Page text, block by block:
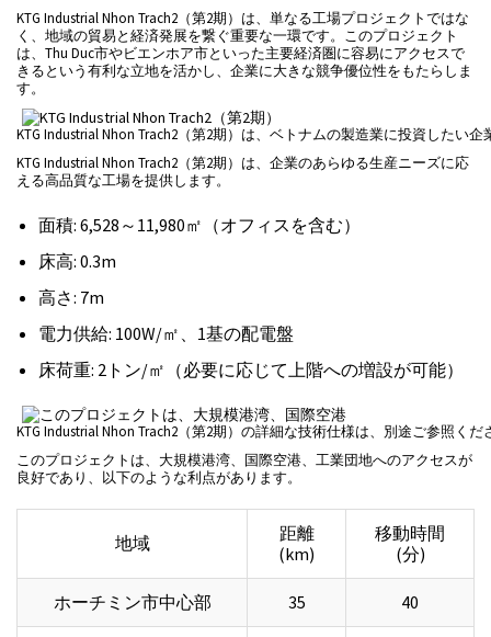
KTG Industrial Nhon Trach2（第2期）は、単なる工場プロジェクトではな
く、地域の貿易と経済発展を繋ぐ重要な一環です。このプロジェクト
は、Thu Duc市やビエンホア市といった主要経済圏に容易にアクセスで
きるという有利な立地を活かし、企業に大きな競争優位性をもたらしま
す。
KTG Industrial Nhon Trach2（第2期）は、ベトナムの製造業に投資したい
KTG Industrial Nhon Trach2（第2期）は、企業のあらゆる生産ニーズに応
える高品質な工場を提供します。
面積: 6,528～11,980㎡（オフィスを含む）
床高: 0.3m
高さ: 7m
電力供給: 100W/㎡、1基の配電盤
床荷重: 2トン/㎡（必要に応じて上階への増設が可能）
KTG Industrial Nhon Trach2（第2期）の詳細な技術仕様は、別途ご参照くだ
このプロジェクトは、大規模港湾、国際空港、工業団地へのアクセスが
良好であり、以下のような利点があります。
地域
距離
(km)
移動時間
(分)
ホーチミン市中心部 35 40